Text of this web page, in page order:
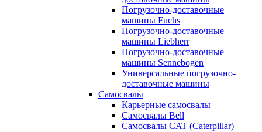
Погрузочно-доставочные
машины Fuchs
Погрузочно-доставочные
машины Liebherr
Погрузочно-доставочные
машины Sennebogen
Универсальные погрузочно-
доставочные машины
Самосвалы
Карьерные самосвалы
Самосвалы Bell
Самосвалы CAT (Caterpillar)